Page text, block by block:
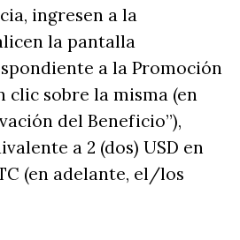
ingresen a la
la pantalla
a la Promoción
clic sobre la misma (en
del Beneficio”),
a 2 (dos) USD en
(en adelante, el/los